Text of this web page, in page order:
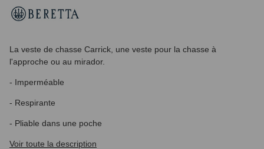
La veste de chasse Carrick, une veste pour la chasse à
l'approche ou au mirador.
- Imperméable
- Respirante
- Pliable dans une poche
Voir toute la description